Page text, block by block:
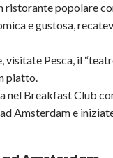
ristorante popolare
e gustosa,
visitate Pesca, il
piatto.
nel Breakfast Club
Amsterdam e